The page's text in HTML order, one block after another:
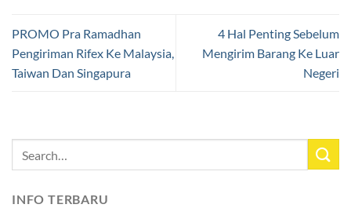
PROMO Pra Ramadhan
Pengiriman Rifex Ke Malaysia,
Taiwan Dan Singapura
4 Hal Penting Sebelum
Mengirim Barang Ke Luar
Negeri
INFO TERBARU